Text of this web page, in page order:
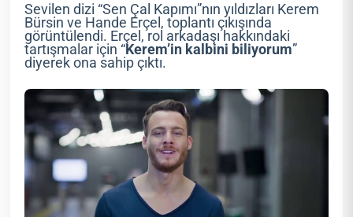
Sevilen dizi “Sen Çal Kapımı”nın yıldızları Kerem
Bürsin ve Hande Erçel, toplantı çıkışında
görüntülendi. Erçel, rol arkadaşı hakkındaki
tartışmalar için “Kerem’in kalbini biliyorum”
diyerek ona sahip çıktı.